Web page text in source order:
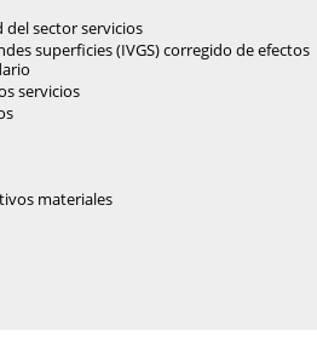
del sector servicios
superficies (IVGS) corregido de efectos
servicios
materiales